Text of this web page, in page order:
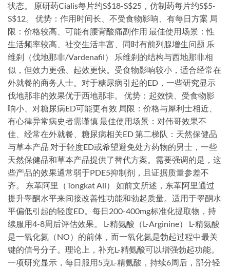
状态。 原研药Cialis每片约S$18-S$25，仿制药每片约S$5-
S$12。 优势：作用时间长、不受食物影响、有每日方案 局
限：价格较高、可能有腰背酸痛副作用 最佳使用场景：性
生活频率较高、社交生活丰富、同时有前列腺增生问题 乐
维刹（伐地那非/Vardenafil） 乐维刹的结构与西地那非相
似，但效力更强、起效更快。受食物影响较小，适合经常在
外就餐的商务人士。对于糖尿病引起的ED，一些研究显示
伐地那非的效果优于西地那非。 优势：起效快、受食物影
响小、对糖尿病ED可能更有效 局限：价格与犀利士相近、
有心律异常病史者需谨慎 最佳使用场景：对伟哥效果不
佳、经常在外就餐、糖尿病相关ED 第二梯队：天然保健品
与草本产品 对于轻度ED或希望避免处方药物的男士，一些
天然保健品和草本产品提供了替代方案。需要强调的是，这
些产品的效果通常弱于PDE5抑制剂，且证据质量参差不
齐。 东革阿里（Tongkat Ali） 如前文所述，东革阿里通过
提升睾酮水平来间接改善性功能和勃起质量。适用于睾酮水
平偏低引起的轻度ED。每日200-400mg标准化提取物，持
续服用4-8周后评估效果。 L-精氨酸（L-Arginine） L-精氨酸
是一氧化氮（NO）的前体，而一氧化氮是勃起过程中最关
键的信号分子。理论上，补充L-精氨酸可以增强勃起功能。
一项研究显示，每日服用5克L-精氨酸，持续6周后，部分轻